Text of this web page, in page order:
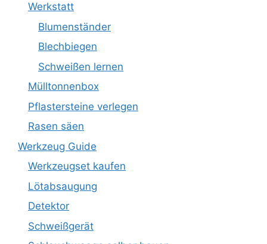
Werkstatt
Blumenständer
Blechbiegen
Schweißen lernen
Mülltonnenbox
Pflastersteine verlegen
Rasen säen
Werkzeug Guide
Werkzeugset kaufen
Lötabsaugung
Detektor
Schweißgerät